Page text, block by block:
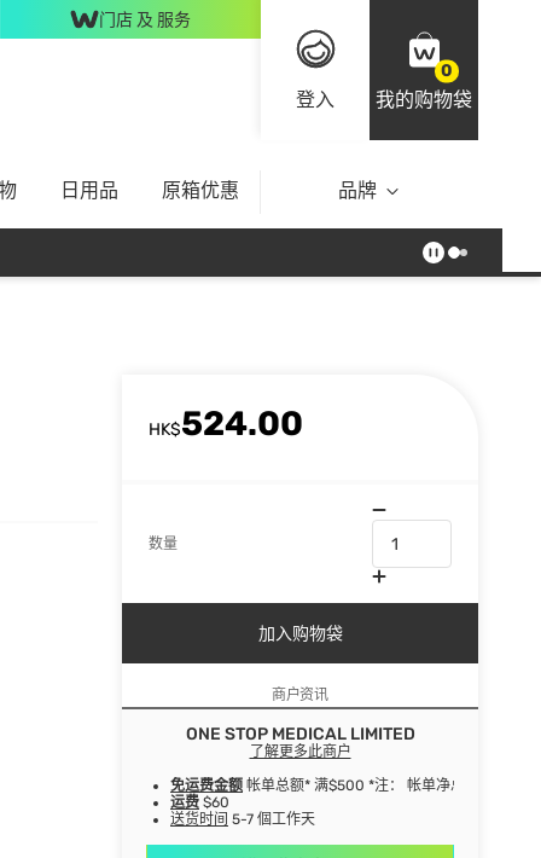
门店 及 服务
登入
0
我的购物袋
日用品 原箱优惠 品牌
HK$524.00
数量
加入购物袋
商户资讯
ONE STOP MEDICAL LIMITED
了解更多此商户
免运费金额 帐单总额* 满$500 *注： 帐单净总额指扣除
运费 $60
送货时间 5-7 個工作天